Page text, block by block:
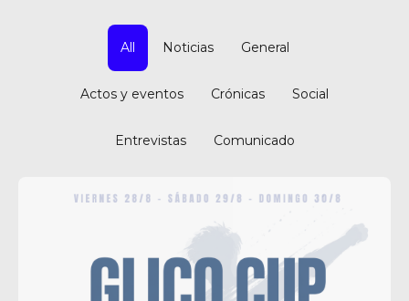
All Noticias General
Actos y eventos Crónicas Social
Entrevistas Comunicado